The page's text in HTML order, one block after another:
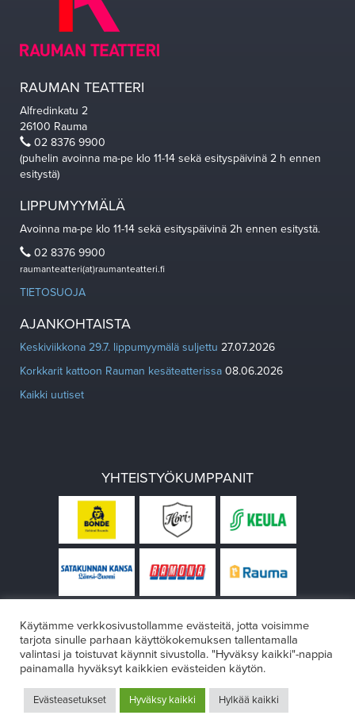
RAUMAN TEATTERI
Alfredinkatu 2
26100 Rauma
02 8376 9900
(puhelin avoinna ma-pe klo 11-14 sekä esityspäivinä 2 h ennen
esitystä)
LIPPUMYYMÄLÄ
Avoinna ma-pe klo 11-14 sekä esityspäivinä 2h ennen esitystä.
02 8376 9900
raumanteatteri(at)raumanteatteri.fi
TIETOSUOJA
AJANKOHTAISTA
Keskiviikkona 29.7. lippumyymälä suljettu 27.07.2026
Korkkarit kattoon Rauman kesäteatterissa 08.06.2026
Kaikki uutiset
YHTEISTYÖKUMPPANIT
Design:VÄRIKÄS
Käytämme verkkosivustollamme evästeitä, jotta voisimme
tarjota sinulle parhaan käyttökokemuksen tallentamalla
valintasi ja toistuvat käynnit sivustolla. "Hyväksy kaikki"-nappia
painamalla hyväksyt kaikkien evästeiden käytön.
Evästeasetukset Hyväksy kaikki Hylkää kaikki